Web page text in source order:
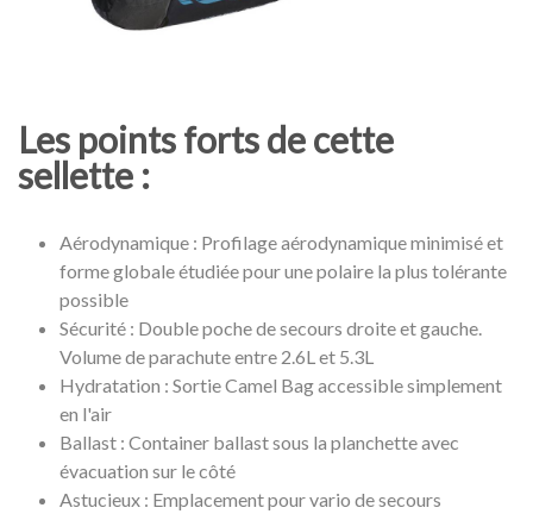
Les points forts de cette
sellette :
Aérodynamique : Profilage aérodynamique minimisé et
forme globale étudiée pour une polaire la plus tolérante
possible
Sécurité : Double poche de secours droite et gauche.
Volume de parachute entre 2.6L et 5.3L
Hydratation : Sortie Camel Bag accessible simplement
en l'air
Ballast : Container ballast sous la planchette avec
évacuation sur le côté
Astucieux : Emplacement pour vario de secours